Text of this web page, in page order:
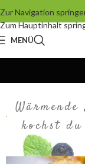
Zur Navigation
Zum Hauptinhalt
MENÜ
kochst